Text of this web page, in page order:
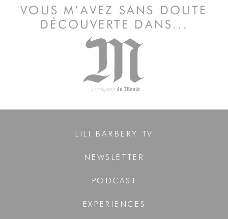
VOUS M’AVEZ SANS DOUTE
DÉCOUVERTE DANS...
LILI BARBERY TV
NEWSLETTER
PODCAST
EXPERIENCES